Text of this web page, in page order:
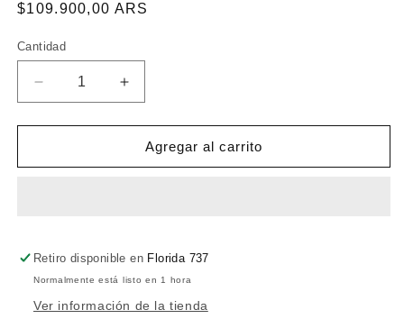
Precio
$109.900,00 ARS
Cantidad
Reducir
cantidad
para
Luminis
Aumentar
cantidad
para
Hebilla
Luminis
Agregar al carrito
Retiro disponible en Florida 737
Normalmente está listo en 1 hora
Ver información de la tienda